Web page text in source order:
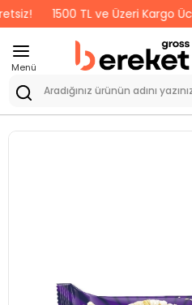
1500 TL ve Üzeri Kargo Ücretsiz!
Menü